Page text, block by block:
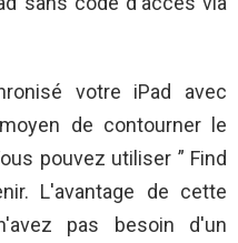
votre iPad avec
de contourner le
pouvez utiliser ” Find
L'avantage de cette
pas besoin d'un